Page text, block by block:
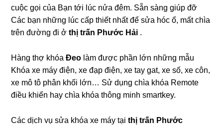
cuộc gọi của Bạn tới lúc nửa đêm. Sẵn sàng giúp đỡ
Các bạn những lúc cấp thiết nhất để sửa hóc ổ, mất chìa
trên đường đi ởthị trấn Phước Hải .
Hàng thợ khóaĐeo làm được phần lớn những mẫu
Khóa xe máy điện, xe đạp điện, xe tay gat, xe số, xe côn,
xe mô tô phân khối lớn… Sử dụng chìa khóa Remote
điều khiển hay chìa khóa thông minh smartkey.
Các dịch vụ sửa khóa xe máy tạithị trấn Phước